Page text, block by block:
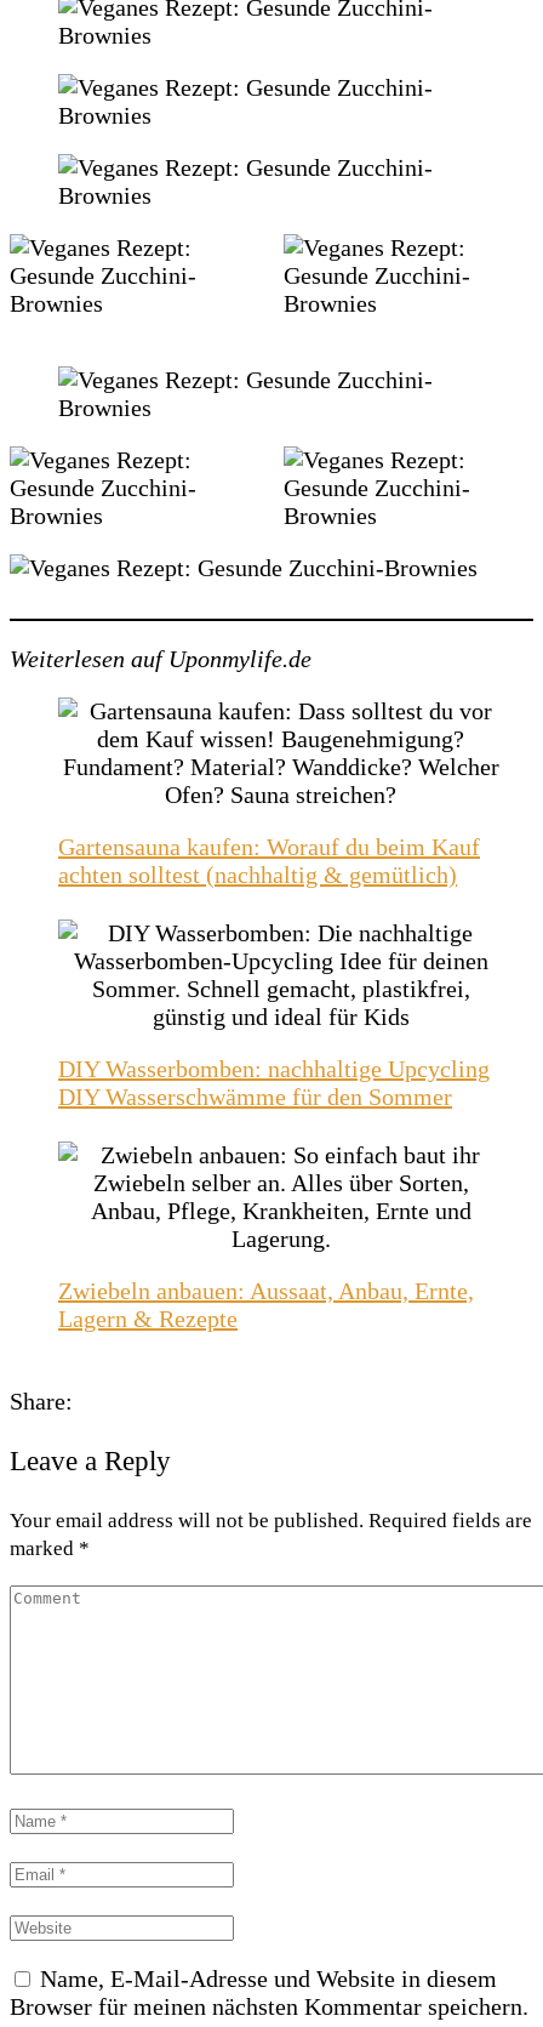
Weiterlesen auf Uponmylife.de
Gartensauna kaufen: Worauf du beim Kauf
achten solltest (nachhaltig & gemütlich)
DIY Wasserbomben: nachhaltige Upcycling
DIY Wasserschwämme für den Sommer
Zwiebeln anbauen: Aussaat, Anbau, Ernte,
Lagern & Rezepte
Share:
Leave a Reply
Your email address will not be published. Required fields are
marked *
Name, E-Mail-Adresse und Website in diesem
Browser für meinen nächsten Kommentar speichern.